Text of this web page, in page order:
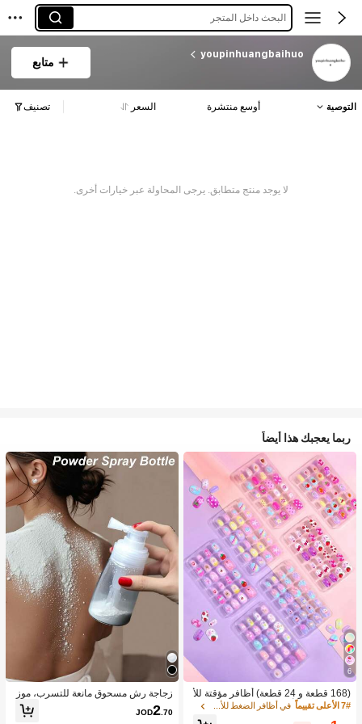
البحث داخل المتجر
youpinhuangbaihuo
متابع
التوصية أوسع منتشرة السعر تصنيف
لا يوجد منتج متطابق. يرجى المحاولة عبر خيارات أخرى.
ربما يعجبك هذا أيضاً
6
(168 قطعة و 24 قطعة) أظافر مؤقتة للأ
طفال للبنات، أظافر Naio Kids الزائفة،
7# الأعلى تقييماً في أظافر الضغط للأطفال
زجاجة رش مسحوق مانعة للتسرب، موز
ع مسحوق متعدد الاستخدامات، هزاز مس
حوق تالك منزلي محمول، حاوية قابلة لإعا
JOD2.70